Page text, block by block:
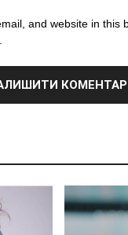
and website in this